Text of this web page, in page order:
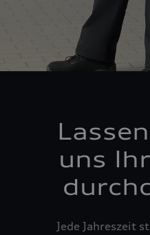
uns
Jede Jahreszeit